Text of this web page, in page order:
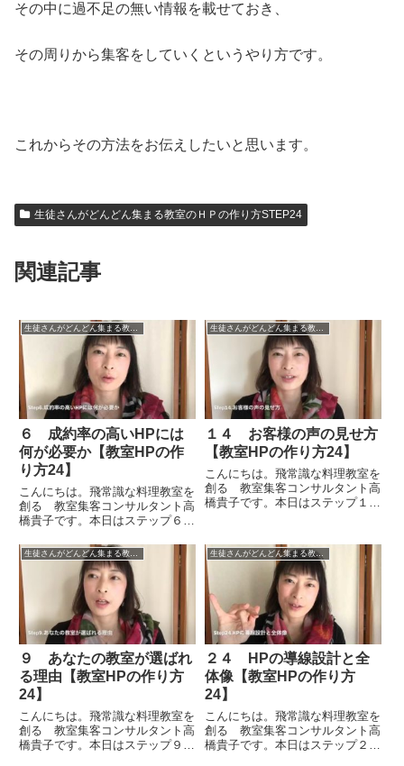
その中に過不足の無い情報を載せておき、
その周りから集客をしていくというやり方です。
これからその方法をお伝えしたいと思います。
生徒さんがどんどん集まる教室のＨＰの作り方STEP24
関連記事
生徒さんがどんどん集まる教室のＨＰの作り方STEP24
６ 成約率の高いHPには
何が必要か【教室HPの作
り方24】
こんにちは。飛常識な料理教室を
創る 教室集客コンサルタント高
橋貴子です。本日はステップ６と
ページには何が必要か」というこ
とをお話していきます。まず、成
約率の高いホームページはコンセ
プトがしっかりしています。コ
ン...
生徒さんがどんどん集まる教室のＨＰの作り方STEP24
１４ お客様の声の見せ方
【教室HPの作り方24】
こんにちは。飛常識な料理教室を
創る 教室集客コンサルタント高
橋貴子です。本日はステップ１４
ます。お客様の声を掲載していく
のがなかなか難しいということも
うかがいます。けれども、みな
さ...
９ あなたの教室が選ばれ
る理由【教室HPの作り方
24】
こんにちは。飛常識な料理教室を
創る 教室集客コンサルタント高
橋貴子です。本日はステップ９と
生徒さんがどんどん集まる教室のＨＰの作り方STEP24
２４ HPの導線設計と全
体像【教室HPの作り方
24】
こんにちは。飛常識な料理教室を
創る 教室集客コンサルタント高
橋貴子です。本日はステップ２４